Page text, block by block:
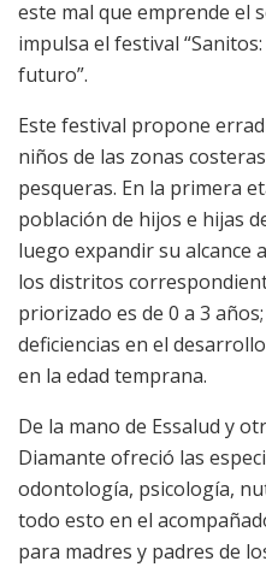
este mal que emprende el
impulsa el festival
futuro”.
Este festival propone
niños de las zonas
pesqueras. En la primera
población de hijos e hijas
luego expandir su alcance
los distritos
priorizado es de 0 a 3
deficiencias en el
en la edad temprana.
De la mano de Essalud y
Diamante ofreció las
odontología, psicología,
todo esto en el
para madres y padres de